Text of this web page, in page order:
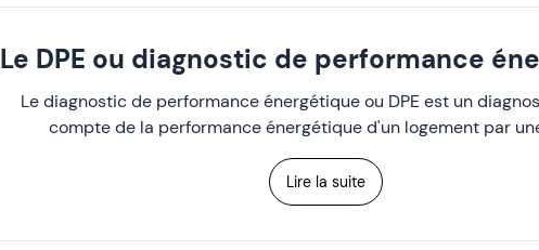
Le DPE ou diagnostic de performance
Le diagnostic de performance énergétique ou DPE est un
compte de la performance énergétique d'un logement par
Lire la suite